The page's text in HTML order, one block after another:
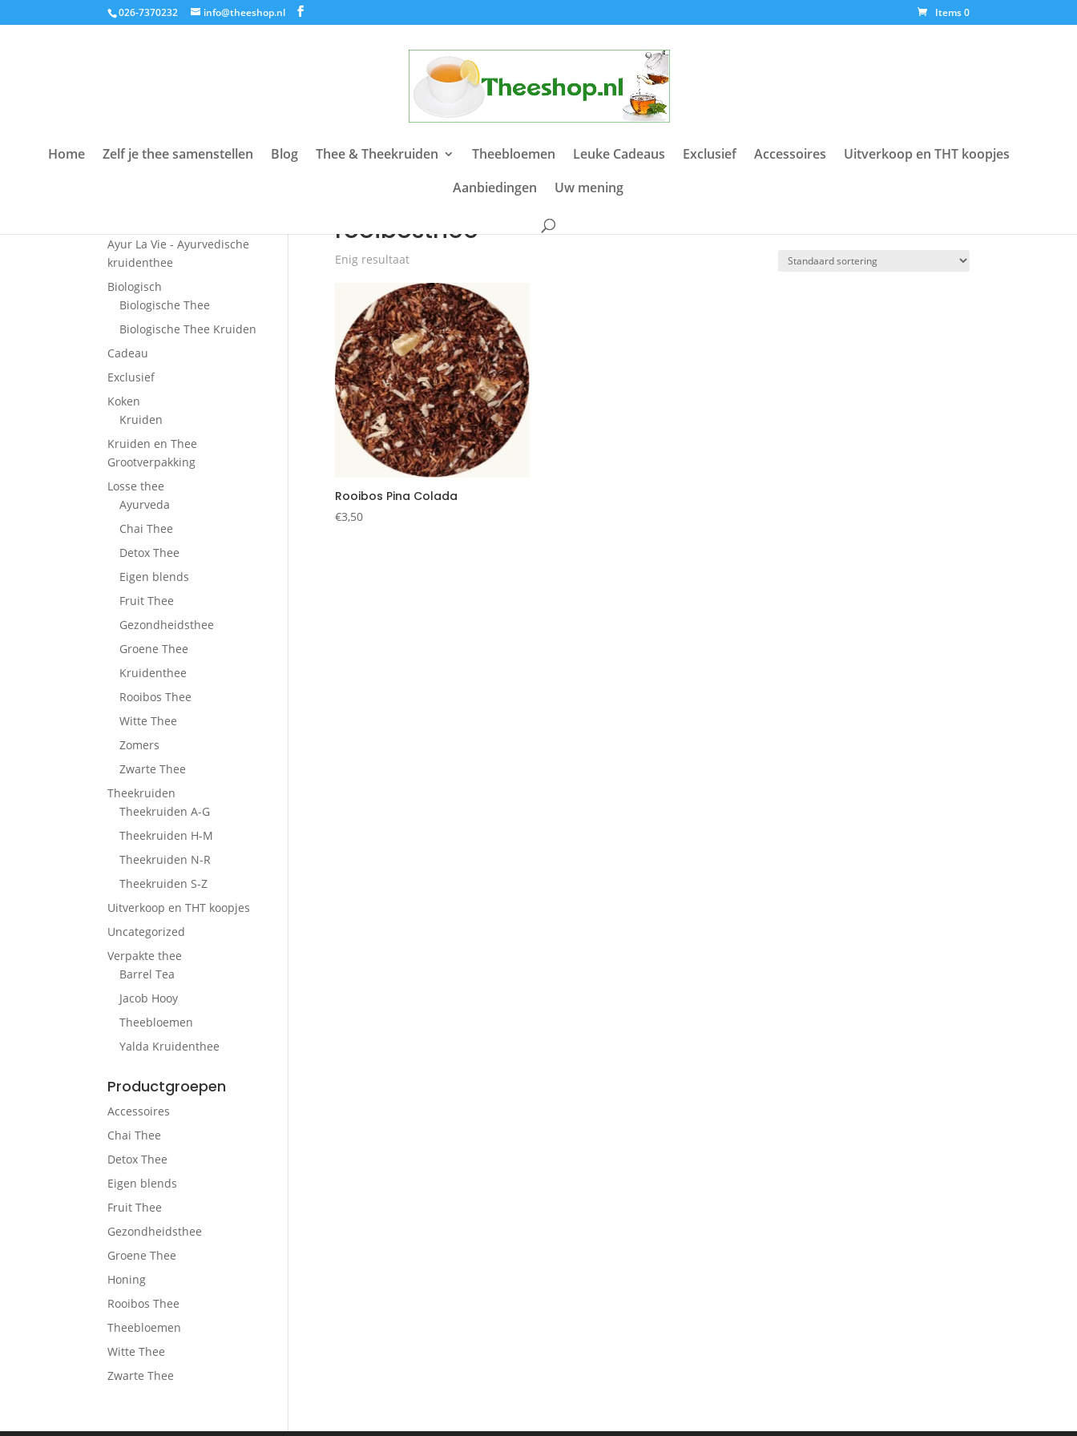
026-7370232 info@theeshop.nl Items 0
Home Zelf je thee samenstellen Blog Thee & Theekruiden Theebloemen Leuke Cadeaus Exclusief Accessoires
Uitverkoop en THT koopjes
Aanbiedingen
Uw mening
/ Producten getagged “rooibosthee”
rooibosthee
Enig resultaat
Rooibos Pina Colada
€3,50
Ayur La Vie - Ayurvedische
kruidenthee
Biologisch
Biologische Thee
Biologische Thee Kruiden
Cadeau
Exclusief
Koken
Kruiden
Kruiden en Thee
Grootverpakking
Losse thee
Ayurveda
Chai Thee
Detox Thee
Eigen blends
Fruit Thee
Gezondheidsthee
Groene Thee
Kruidenthee
Rooibos Thee
Witte Thee
Zomers
Zwarte Thee
Theekruiden
Theekruiden A-G
Theekruiden H-M
Theekruiden N-R
Theekruiden S-Z
Uitverkoop en THT koopjes
Uncategorized
Verpakte thee
Barrel Tea
Jacob Hooy
Theebloemen
Yalda Kruidenthee
Productgroepen
Accessoires
Chai Thee
Detox Thee
Eigen blends
Fruit Thee
Gezondheidsthee
Groene Thee
Honing
Rooibos Thee
Theebloemen
Witte Thee
Zwarte Thee